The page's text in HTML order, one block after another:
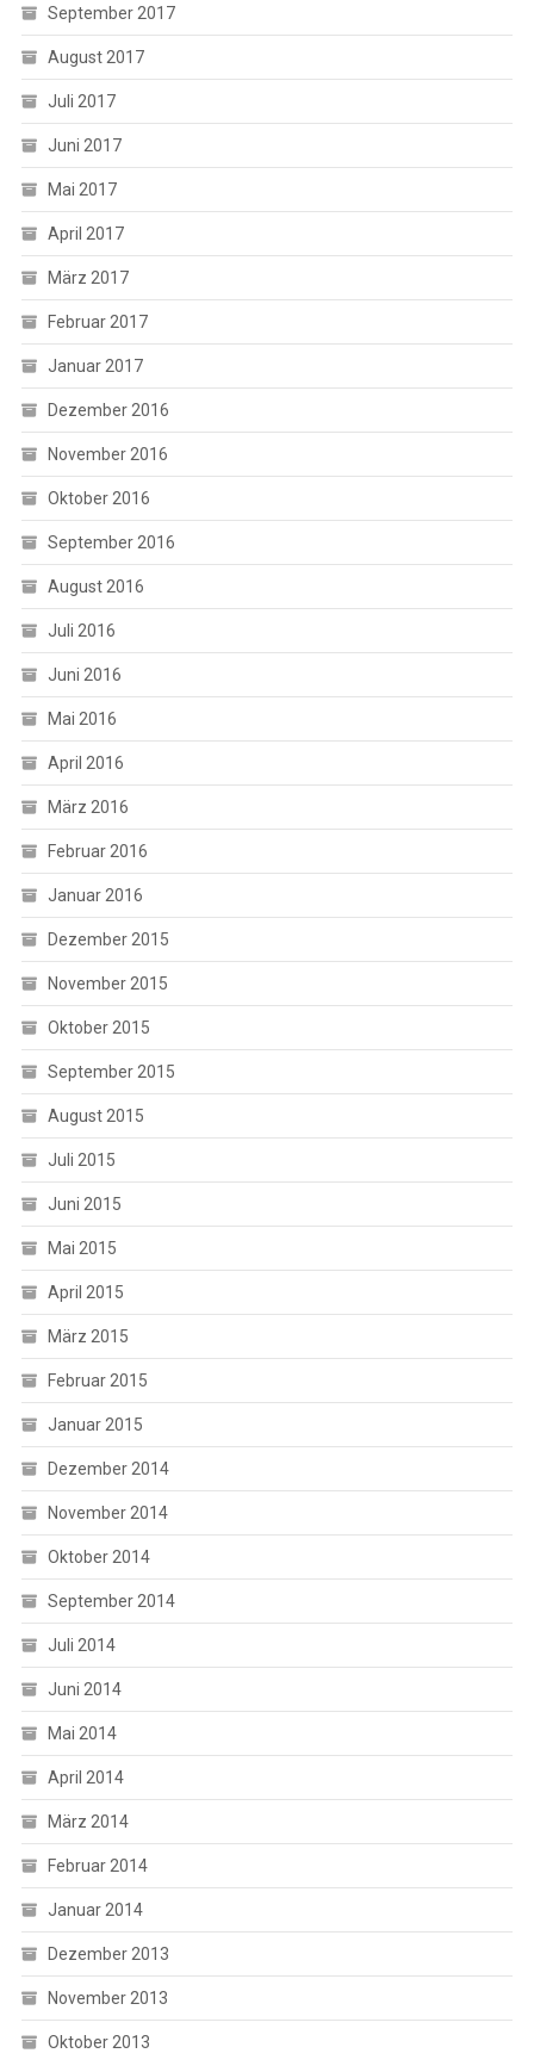
September 2017
August 2017
Juli 2017
Juni 2017
Mai 2017
April 2017
März 2017
Februar 2017
Januar 2017
Dezember 2016
November 2016
Oktober 2016
September 2016
August 2016
Juli 2016
Juni 2016
Mai 2016
April 2016
März 2016
Februar 2016
Januar 2016
Dezember 2015
November 2015
Oktober 2015
September 2015
August 2015
Juli 2015
Juni 2015
Mai 2015
April 2015
März 2015
Februar 2015
Januar 2015
Dezember 2014
November 2014
Oktober 2014
September 2014
Juli 2014
Juni 2014
Mai 2014
April 2014
März 2014
Februar 2014
Januar 2014
Dezember 2013
November 2013
Oktober 2013